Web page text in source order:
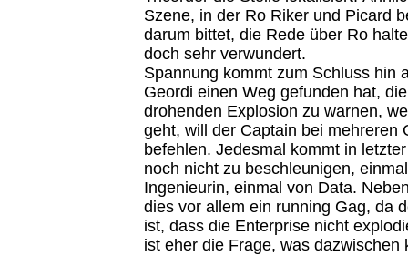
Szene, in der Ro Riker und Picard
darum bittet, die Rede über Ro
doch sehr verwundert.
Spannung kommt zum Schluss hin
Geordi einen Weg gefunden hat,
drohenden Explosion zu warnen,
geht, will der Captain bei mehreren
befehlen. Jedesmal kommt in
noch nicht zu beschleunigen,
Ingenieurin, einmal von Data.
dies vor allem ein running Gag, da
ist, dass die Enterprise nicht
ist eher die Frage, was dazwischen